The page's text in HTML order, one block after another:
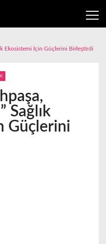
Ekosistemi İçin Güçlerini Birleştirdi
Sağlık
Güçlerini